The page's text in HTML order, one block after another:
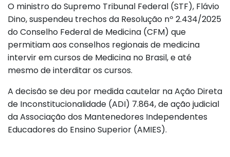
O ministro do Supremo Tribunal Federal (STF), Flávio
Dino, suspendeu trechos da Resolução nº 2.434/2025
do Conselho Federal de Medicina (CFM) que
permitiam aos conselhos regionais de medicina
intervir em cursos de Medicina no Brasil, e até
mesmo de interditar os cursos.
A decisão se deu por medida cautelar na Ação Direta
de Inconstitucionalidade (ADI) 7.864, de ação judicial
da Associação dos Mantenedores Independentes
Educadores do Ensino Superior (AMIES).